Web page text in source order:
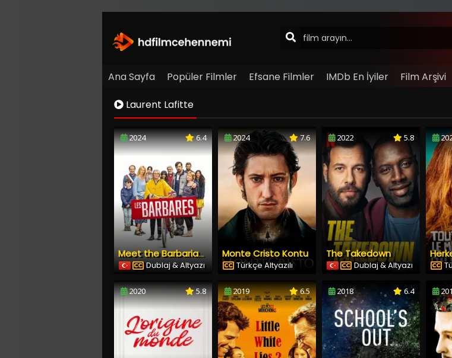
Ana Sayfa Popüler Filmler Efsane Filmler IMDb En İyiler Film Arşivi
Laurent Lafitte
2024 6.4
Meet the Barbarians
Dublaj & Altyazı
2024 7.6
Monte Cristo Kontu
Türkçe Altyazılı
2022 5.8
The Takedown
Dublaj & Altyazı
2020 5.8 2019 6.5 2018 6.4